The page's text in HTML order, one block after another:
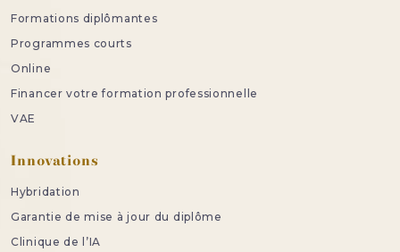
Formations diplômantes
Programmes courts
Online
Financer votre formation professionnelle
VAE
Innovations
Hybridation
Garantie de mise à jour du diplôme
Clinique de l’IA